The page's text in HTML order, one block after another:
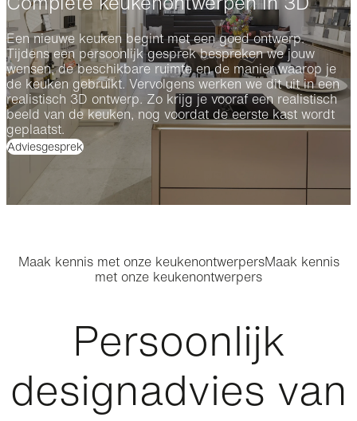
Complete keukenontwerpen in 3D
Een nieuwe keuken begint met een goed ontwerp.
Tijdens een persoonlijk gesprek bespreken we jouw
wensen, de beschikbare ruimte en de manier waarop je
de keuken gebruikt. Vervolgens werken we dit uit in een
realistisch 3D ontwerp. Zo krijg je vooraf een realistisch
beeld van de keuken, nog voordat de eerste kast wordt
geplaatst.
Adviesgesprek
Maak kennis met onze keukenontwerpersMaak kennis
met onze keukenontwerpers
Persoonlijk
designadvies van